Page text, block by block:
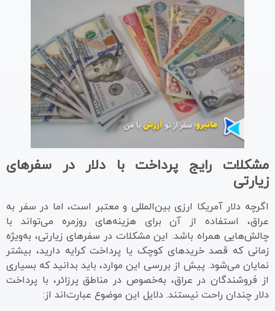
مشکلات رایج پرداخت با دلار در سفرهای
زیارتی
اگرچه دلار آمریکا ارزی بین‌المللی و معتبر است، اما در سفر به
عراق، استفاده از آن برای هزینه‌های روزمره می‌تواند با
چالش‌هایی همراه باشد. این مشکلات در سفرهای زیارتی، به‌ویژه
زمانی که قصد خریدهای کوچک یا پرداخت کرایه دارید، بیشتر
نمایان می‌شود. پیش از بررسی این موارد، باید بدانید که بسیاری
از فروشندگان در عراق، به‌خصوص در مناطق پرزائر، با پرداخت
دلار چندان راحت نیستند. دلایل این موضوع عبارت‌اند از: